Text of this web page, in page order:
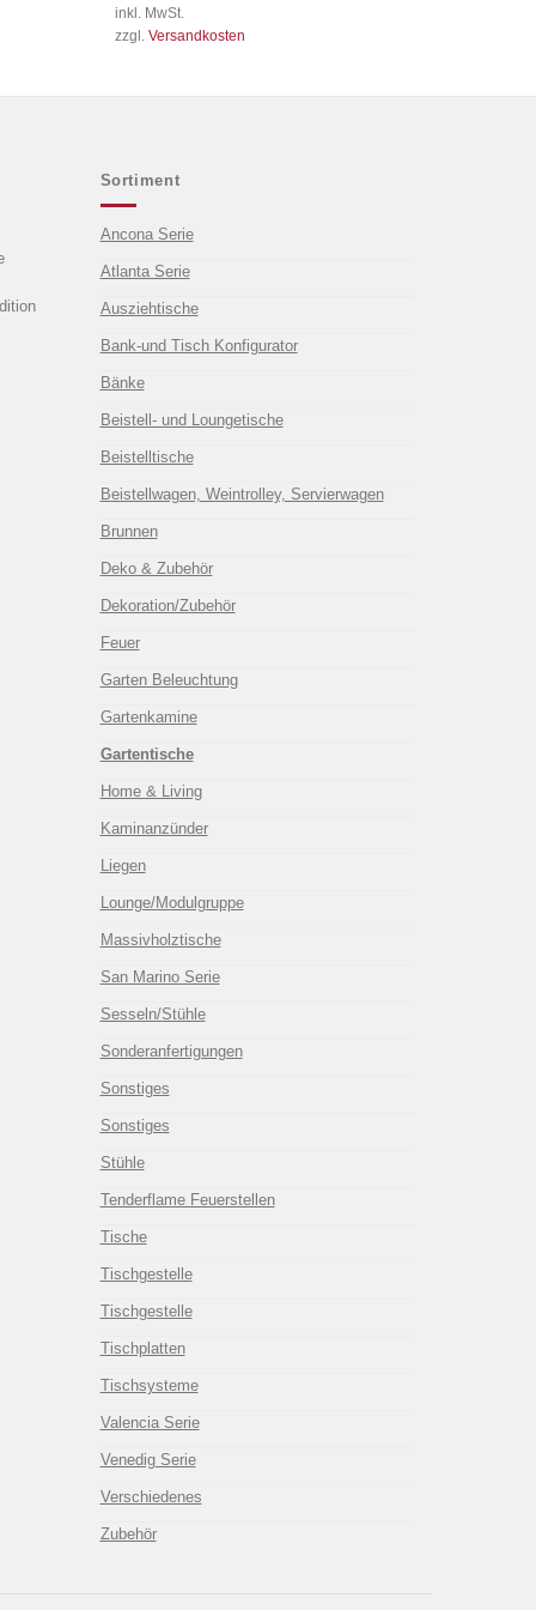
399,00 €
inkl. MwSt.
zzgl. Versandkosten
Sortiment
Ancona Serie
Atlanta Serie
Ausziehtische
Bank-und Tisch Konfigurator
Bänke
Beistell- und Loungetische
Beistelltische
Beistellwagen, Weintrolley, Servierwagen
Brunnen
Deko & Zubehör
Dekoration/Zubehör
Feuer
Garten Beleuchtung
Gartenkamine
Gartentische
Home & Living
Kaminanzünder
Liegen
Lounge/Modulgruppe
Massivholztische
San Marino Serie
Sesseln/Stühle
Sonderanfertigungen
Sonstiges
Sonstiges
Stühle
Tenderflame Feuerstellen
Tische
Tischgestelle
Tischgestelle
Tischplatten
Tischsysteme
Valencia Serie
Venedig Serie
Verschiedenes
Zubehör